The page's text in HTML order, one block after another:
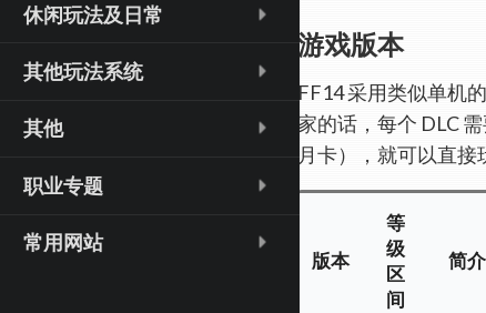
游戏版本
FF14 采用类似单机
家的话，每个 DLC
月卡），就可以直
版本
等
级
区
间
简介
休闲玩法及日常
其他玩法系统
其他
职业专题
常用网站